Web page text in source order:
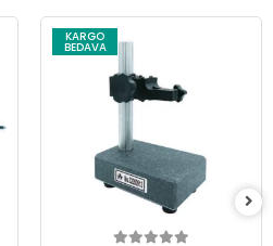
KARGO
BEDAVA